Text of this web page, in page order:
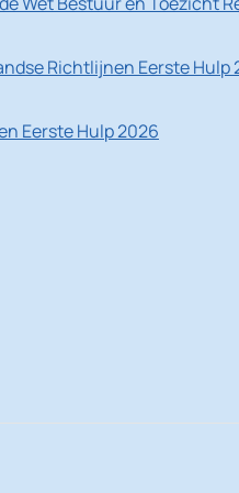
Richtlijnen Eerste Hulp
Eerste Hulp 2026